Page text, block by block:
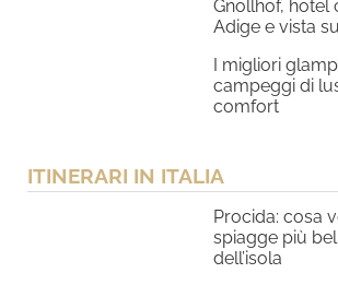
Gnollhof, hotel
Adige e vista
I migliori
campeggi di
comfort
ITINERARI IN ITALIA
Procida: cosa
spiagge più
dell’isola